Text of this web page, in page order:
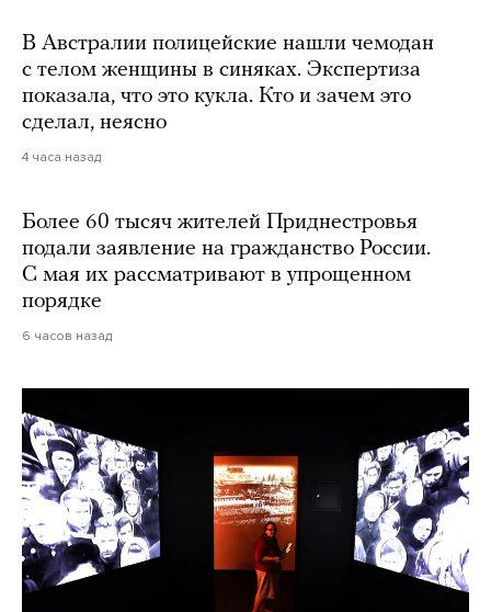
В Австралии полицейские нашли чемодан
с телом женщины в синяках. Экспертиза
показала, что это кукла. Кто и зачем это
сделал, неясно
4 часа назад
Более 60 тысяч жителей Приднестровья
подали заявление на гражданство России.
С мая их рассматривают в упрощенном
порядке
6 часов назад